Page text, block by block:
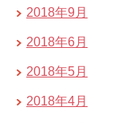
2018年9月
2018年6月
2018年5月
2018年4月